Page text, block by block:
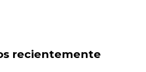
recientemente